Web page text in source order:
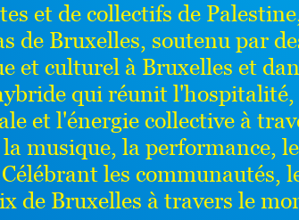
et de collectifs de
de Bruxelles, soutenu par
et culturel à Bruxelles et
qui réunit
et l'énergie collective à
musique, la performance,
les communautés,
de Bruxelles à travers le